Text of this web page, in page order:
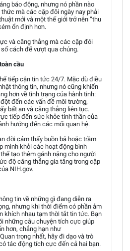
báo động, nhưng nó phần nào
mà các cặp đôi ngày nay phải
mới và một thế giới trở nên “thu
ổn định hơn.
và căng thẳng mà các cặp đôi
cách để vượt qua chúng.
cầu
tiếp cận tin tức 24/7. Mặc dù điều
thông tin, nhưng nó cũng khiến
hơn về tình trạng của hành tinh:
đến các vấn đề môi trường,
bất an và căng thẳng liên tục.
tiếp đến sức khỏe tinh thần của
hưởng đến các mối quan hệ.
đời cảm thấy buồn bã hoặc trầm
mình khỏi các hoạt động bình
tạo thêm gánh nặng cho người
độ căng thẳng gia tăng trong cặp
NIH.gov.
tin về những gì đang diễn ra
nhưng khi thời điểm có phần ảm
khích nhau tạm thời tắt tin tức. Bạn
những câu chuyện tích cực giúp
hơn, chẳng hạn như
trọng nhất, hãy đi dạo và trò
tác động tích cực đến cả hai bạn.